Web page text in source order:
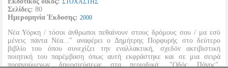
ΣΤΟΧΑΣΤΗΣ
Σελίδες: 80
Ημερομηνία Έκδοσης: 2000
Νέα Υόρκη / τόσοι άνθρωποι πεθαίνουν στους δρόμους σου / μα εσύ
μένεις πάντα Νέα..." αναφέρει ο Δημήτρης Πορφυρής στο δεύτερο
βιβλίο του όπου συνεχίζει την εναλλακτική, σχεδόν ακτιβιστική
ποιητική του παρέμβαση όπως αυτή εκφράστηκε και σε μια σειρά
προηγούμενων δημοσιεύσεων στα περιοδικά: "Οδός Πάνος",